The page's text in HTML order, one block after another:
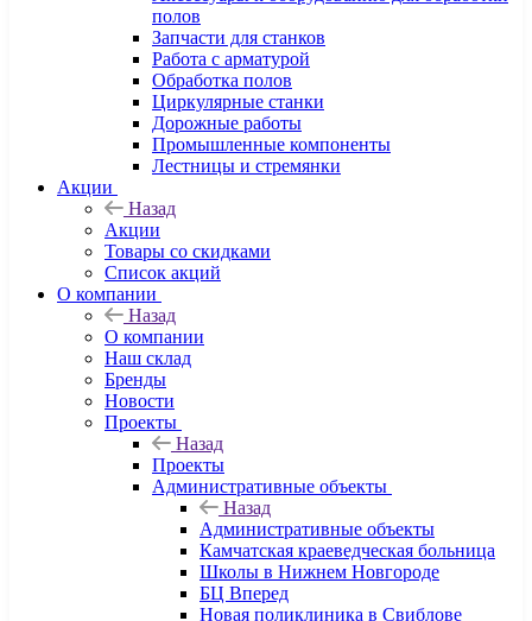
полов
Запчасти для станков
Работа с арматурой
Обработка полов
Циркулярные станки
Дорожные работы
Промышленные компоненты
Лестницы и стремянки
Акции
Назад
Акции
Товары со скидками
Список акций
О компании
Назад
О компании
Наш склад
Бренды
Новости
Проекты
Назад
Проекты
Административные объекты
Назад
Административные объекты
Камчатская краеведческая больница
Школы в Нижнем Новгороде
БЦ Вперед
Новая поликлиника в Свиблове